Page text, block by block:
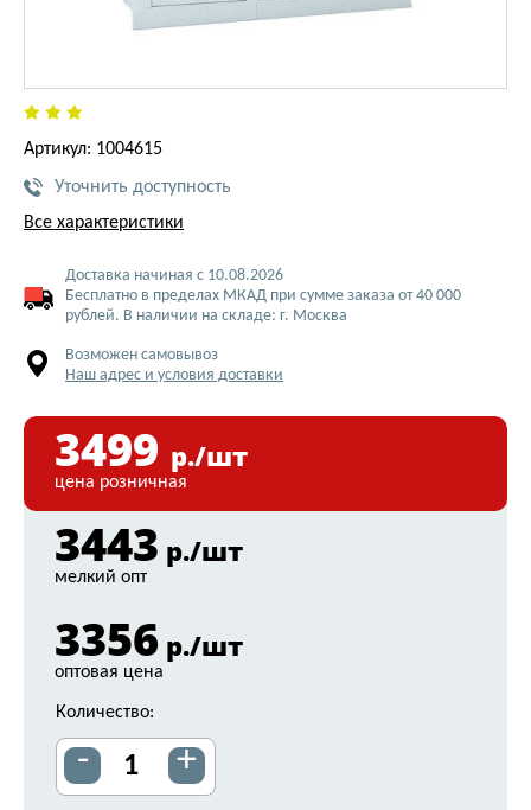
Артикул: 1004615
Уточнить доступность
Все характеристики
Доставка начиная с 10.08.2026
Бесплатно в пределах МКАД при сумме заказа от 40 000
рублей. В наличии на складе: г. Москва
Возможен самовывоз
Наш адрес и условия доставки
3499 р./шт
цена розничная
3443 р./шт
мелкий опт
3356 р./шт
оптовая цена
Количество:
- +